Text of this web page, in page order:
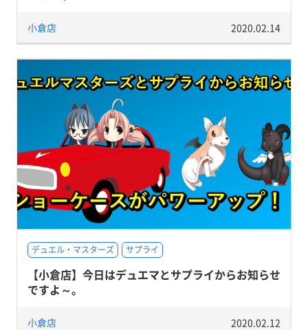
小倉店 2020.02.14
デュエル・マスターズ サプライ
【小倉店】今日はデュエマとサプライからお知らせ
ですよ～。
小倉店 2020.02.12